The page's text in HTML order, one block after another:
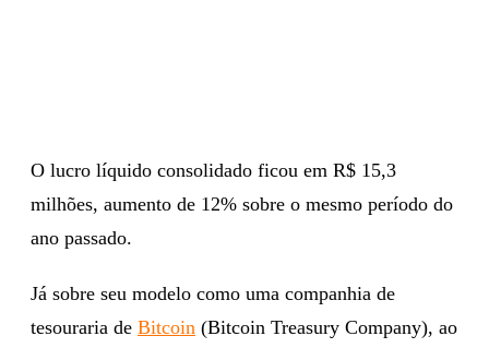
O lucro líquido consolidado ficou em R$ 15,3
milhões, aumento de 12% sobre o mesmo período do
ano passado.
Já sobre seu modelo como uma companhia de
tesouraria de Bitcoin (Bitcoin Treasury Company), ao